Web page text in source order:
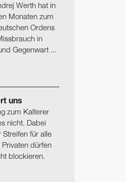
Werth hat in
Monaten zum
Ordens
in
Gegenwart ...
uns
zum Kalterer
nicht. Dabei
Streifen für alle
Privaten dürfen
blockieren.